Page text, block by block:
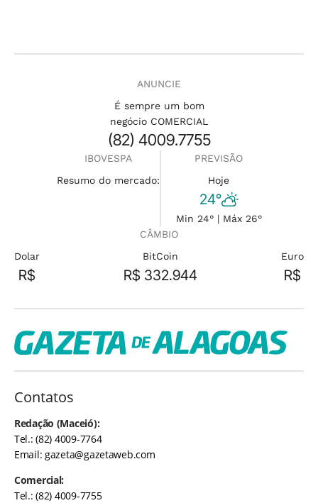
ANUNCIE
É sempre um bom
negócio COMERCIAL
(82) 4009.7755
IBOVESPA
Resumo do mercado:
PREVISÃO
Hoje
24°
Min 24° | Máx 26°
CÂMBIO
Dolar
R$
BitCoin
R$ 332.944
Euro
R$
Contatos
Redação (Maceió):
Tel.: (82) 4009-7764
Email:gazeta@gazetaweb.com
Comercial:
Tel.: (82) 4009-7755